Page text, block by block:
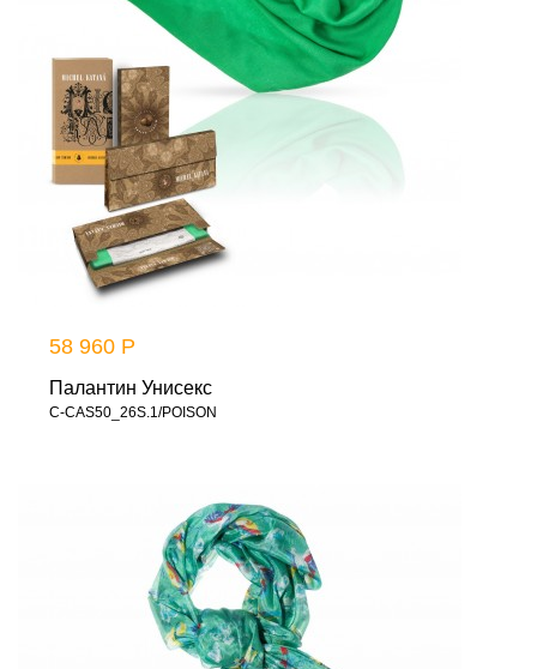
58 960 Р
Палантин Унисекс
C-CAS50_26S.1/POISON